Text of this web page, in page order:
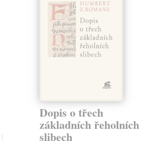
|
Dopis o třech
základních řeholních
slibech